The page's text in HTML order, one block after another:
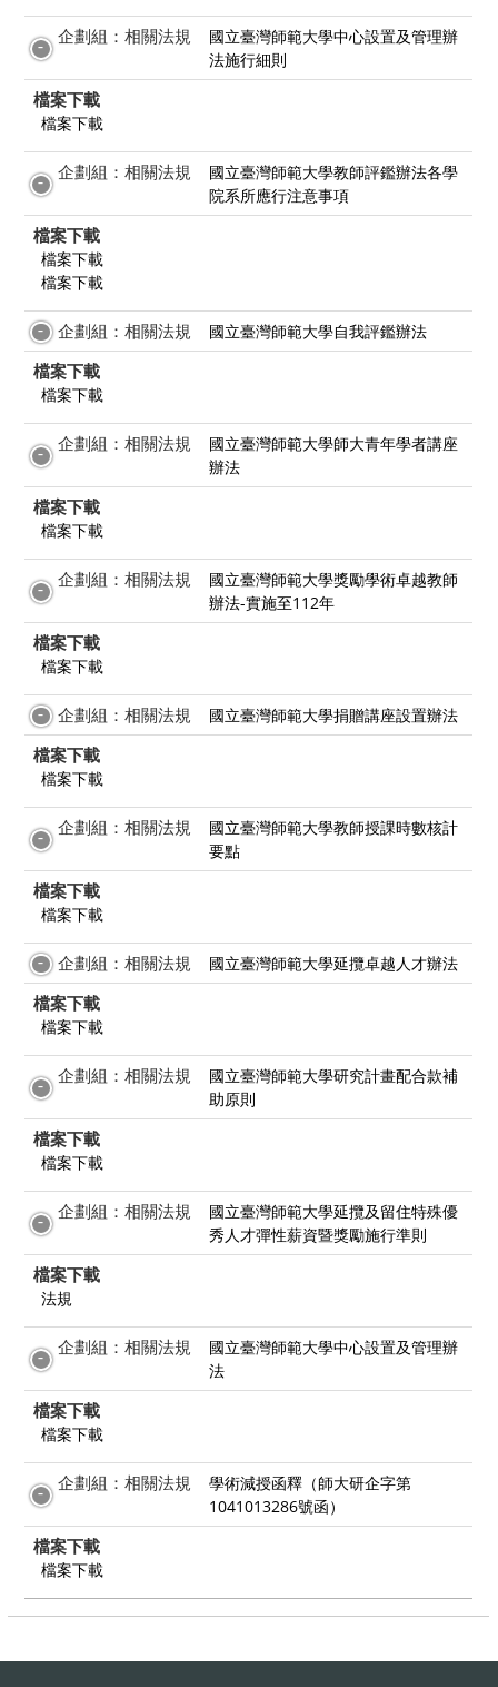
企劃組：相關法規
國立臺灣師範大學中心設置及管理辦
法施行細則
檔案下載
檔案下載
企劃組：相關法規
國立臺灣師範大學教師評鑑辦法各學
院系所應行注意事項
檔案下載
檔案下載
檔案下載
企劃組：相關法規 國立臺灣師範大學自我評鑑辦法
檔案下載
檔案下載
企劃組：相關法規
國立臺灣師範大學師大青年學者講座
辦法
檔案下載
檔案下載
企劃組：相關法規
國立臺灣師範大學獎勵學術卓越教師
辦法-實施至112年
檔案下載
檔案下載
企劃組：相關法規 國立臺灣師範大學捐贈講座設置辦法
檔案下載
檔案下載
企劃組：相關法規
國立臺灣師範大學教師授課時數核計
要點
檔案下載
檔案下載
企劃組：相關法規 國立臺灣師範大學延攬卓越人才辦法
檔案下載
檔案下載
企劃組：相關法規
國立臺灣師範大學研究計畫配合款補
助原則
檔案下載
檔案下載
企劃組：相關法規
國立臺灣師範大學延攬及留住特殊優
秀人才彈性薪資暨獎勵施行準則
檔案下載
法規
企劃組：相關法規
國立臺灣師範大學中心設置及管理辦
法
檔案下載
檔案下載
企劃組：相關法規
學術減授函釋（師大研企字第
1041013286號函）
檔案下載
檔案下載